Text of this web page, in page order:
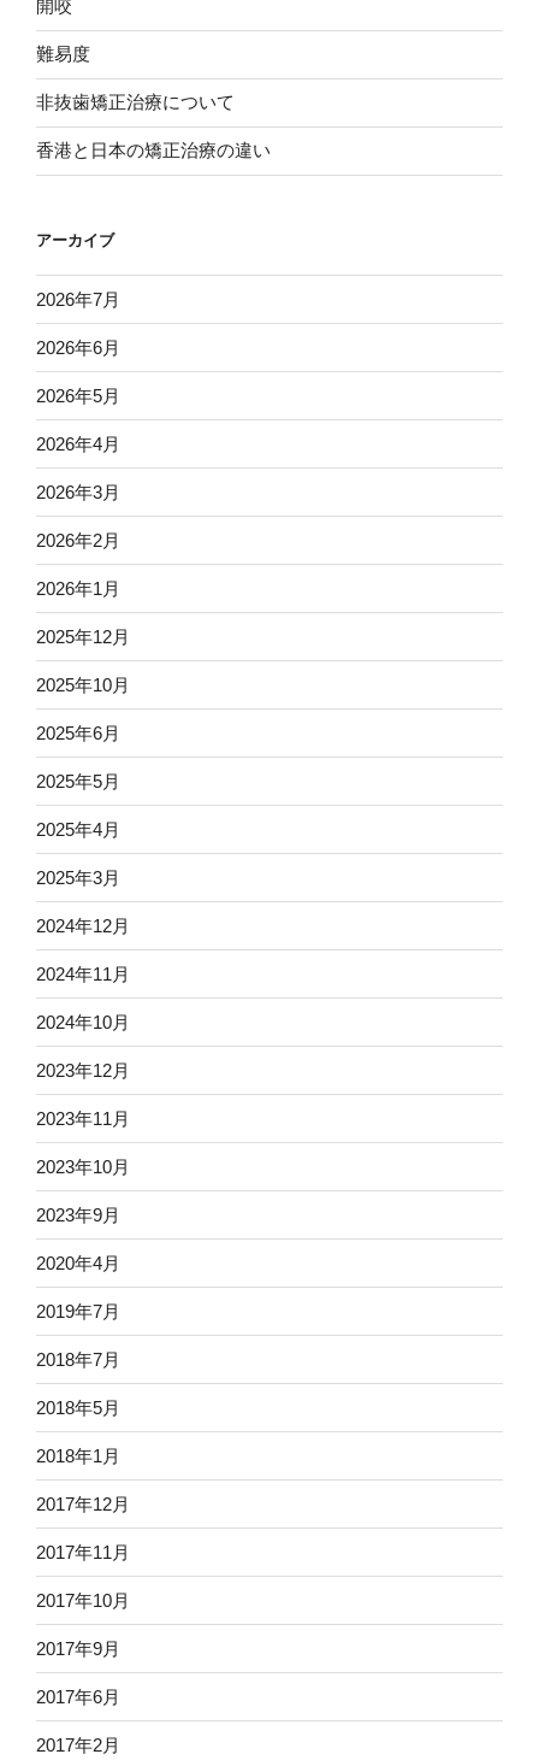
開咬
難易度
非抜歯矯正治療について
香港と日本の矯正治療の違い
アーカイブ
2026年7月
2026年6月
2026年5月
2026年4月
2026年3月
2026年2月
2026年1月
2025年12月
2025年10月
2025年6月
2025年5月
2025年4月
2025年3月
2024年12月
2024年11月
2024年10月
2023年12月
2023年11月
2023年10月
2023年9月
2020年4月
2019年7月
2018年7月
2018年5月
2018年1月
2017年12月
2017年11月
2017年10月
2017年9月
2017年6月
2017年2月